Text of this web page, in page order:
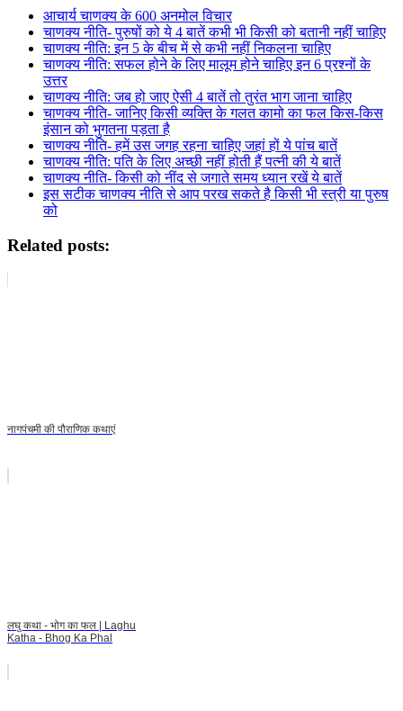
आचार्य चाणक्य के 600 अनमोल विचार
चाणक्य नीति- पुरुषों को ये 4 बातें कभी भी किसी को बतानी नहीं चाहिए
चाणक्य नीति: इन 5 के बीच में से कभी नहीं निकलना चाहिए
चाणक्य नीति: सफल होने के लिए मालूम होने चाहिए इन 6 प्रश्नों के
उत्तर
चाणक्य नीति: जब हो जाए ऐसी 4 बातें तो तुरंत भाग जाना चाहिए
चाणक्य नीति- जानिए किसी व्यक्ति के गलत कामो का फल किस-किस
इंसान को भुगतना पड़ता है
चाणक्य नीति- हमें उस जगह रहना चाहिए जहां हों ये पांच बातें
चाणक्य नीति: पति के लिए अच्छी नहीं होती हैं पत्नी की ये बातें
चाणक्य नीति- किसी को नींद से जगाते समय ध्यान रखें ये बातें
इस सटीक चाणक्य नीति से आप परख सकते है किसी भी स्त्री या पुरुष
को
Related posts:
नागपंचमी की पौराणिक कथाएं
लघु कथा - भोग का फल | Laghu
Katha - Bhog Ka Phal